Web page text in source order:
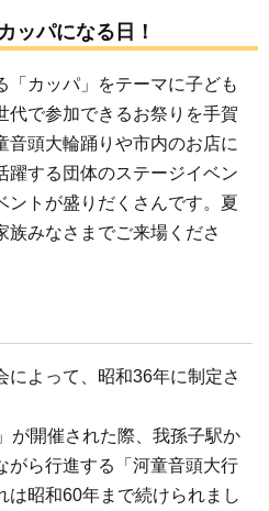
ッパになる日！
「カッパ」をテーマに子ども
代で参加できるお祭りを手賀
音頭大輪踊りや市内のお店に
躍する団体のステージイベン
ントが盛りだくさんです。夏
族みなさまでご来場くださ
によって、昭和36年に制定さ
が開催された際、我孫子駅か
がら行進する「河童音頭大行
は昭和60年まで続けられまし